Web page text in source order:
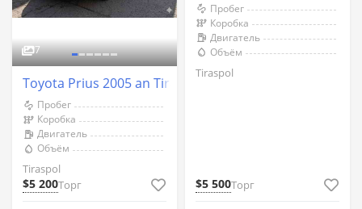
7
Toyota Prius 2005 an Tiraspol
Пробег
Коробка
Двигатель
Объём
Tiraspol
$5 200Торг
Пробег
Коробка
Двигатель
Объём
Tiraspol
$5 500Торг